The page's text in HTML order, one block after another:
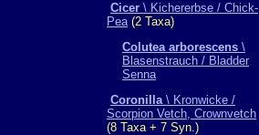
Cicer \ Kichererbse / Chick-
Pea(2 Taxa)
Colutea arborescens \
Blasenstrauch / Bladder
Senna
Coronilla\ Kronwicke /
Scorpion Vetch, Crownvetch
(8 Taxa + 7 Syn.)